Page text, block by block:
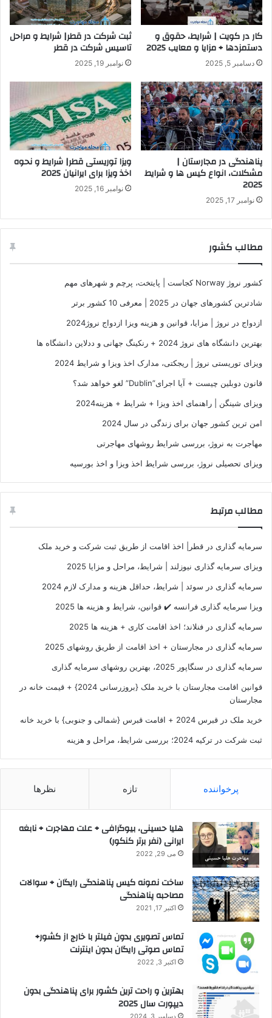
کار در کویت | شرایط، حقوق و
دستمزدها + مزایا و معایب 2025
دسامبر 5, 2025
ثبت شرکت در قطر| شرایط و مراحل
تاسیس شرکت در قطر
نوامبر 19, 2025
پناهندگی در مجارستان |
مشکلات، انواع کیس ها و شرایط
2025
نوامبر 17, 2025
ویزا توریستی قطر| شرایط و نحوه
اخذ ویزا برای ایرانیان 2025
نوامبر 16, 2025
مطالب کشور
کشور نروژ Norway کجاست | پایتخت، پرچم و شهرهای مهم
شادترین کشورهای جهان در 2025 | معرفی 10 کشور برتر
ازدواج در نروژ | مزایا، قوانین و هزینه ویزا ازدواج نروژ2024
بهترین دانشگاه های نروژ 2024 + رنکینگ جهانی و ددلاین دانشگاه ها
ویزای توریستی نروژ | ریجکتی، مدارک اخذ ویزا و شرایط 2024
قانون دوبلین چیست + آیا اجرای”Dublin” لغو خواهد شد؟
ویزای شینگن | راهنمای اخذ ویزا + شرایط + هزینه2024
امن ترین کشور جهان برای زندگی در سال 2024
مهاجرت به نروژ، بررسی شرایط روشهای مهاجرتی
ویزای تحصیلی نروژ، بررسی شرایط اخذ ویزا و اخذ بورسیه
مطالب مرتبط
سرمایه گذاری در قطر| اخذ اقامت از طریق ثبت شرکت و خرید ملک
ویزای سرمایه‌ گذاری نیوزلند | شرایط، مراحل و مزایا 2025
سرمایه گذاری در سوئد | شرایط، حداقل هزینه و مدارک لازم 2024
ویزا سرمایه گذاری فرانسه ✔️ قوانین، شرایط و هزینه ها 2025
سرمایه گذاری در فنلاند؛ اخذ اقامت کاری + هزینه ها 2025
سرمایه گذاری در مجارستان + اخذ اقامت از طریق روشهای 2025
سرمایه گذاری در سنگاپور 2025، بهترین روشهای سرمایه گذاری
قوانین اقامت مجارستان با خرید ملک {بروزرسانی 2024} + قیمت خانه در
مجارستان
خرید ملک در قبرس 2024 + اقامت قبرس {شمالی و جنوبی} با خرید خانه
ثبت شرکت در ترکیه 2024؛ بررسی شرایط، مراحل و هزینه
پرخواننده تازه نظرها
هلیا حسینی، بیوگرافی + علت مهاجرت + نابغه
ایرانی (نفر برتر کنکور)
می 29, 2022
ساخت نمونه کیس پناهندگی رایگان + سوالات
مصاحبه پناهندگی
اکتبر 17, 2021
تماس تصویری بدون فیلتر با خارج از کشور+
تماس صوتی رایگان بدون اینترنت
اکتبر 3, 2022
بهترین و راحت ترین کشور برای پناهندگی بدون
دیپورت سال 2025
دسامبر 3, 2024